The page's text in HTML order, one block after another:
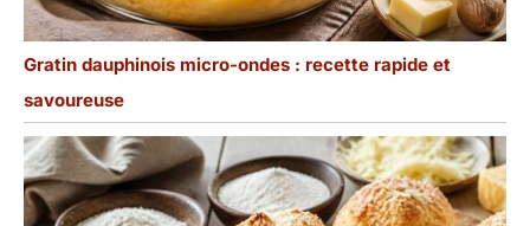
Gratin dauphinois micro-ondes : recette rapide et
savoureuse